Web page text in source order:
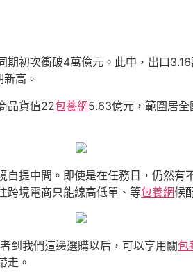
初次衝破4萬億元。此中，出口
新高。
品貨值22包養網5.63億元，範圍居全
提中間。即使是在任務日，仍然有
跨境電商只能線高低單、等包養網候
到我們這邊選購以后，可以享用關包
走。